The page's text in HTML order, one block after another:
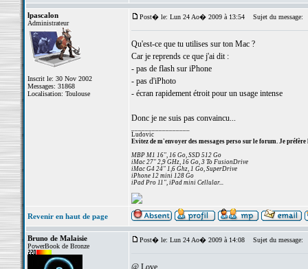
lpascalon
Administrateur
Inscrit le: 30 Nov 2002
Messages: 31868
Localisation: Toulouse
Post� le: Lun 24 Ao� 2009 à 13:54 Sujet du message:
Qu'est-ce que tu utilises sur ton Mac ?
Car je reprends ce que j'ai dit :
- pas de flash sur iPhone
- pas d'iPhoto
- écran rapidement étroit pour un usage intense
Donc je ne suis pas convaincu...
Ludovic
Evitez de m'envoyer des messages perso sur le forum. Je préfère
MBP M1 16", 16 Go, SSD 512 Go
iMac 27" 2,9 GHz, 16 Go, 3 To FusionDrive
iMac G4 24" 1,6 Ghz, 1 Go, SuperDrive
iPhone 12 mini 128 Go
iPad Pro 11", iPad mini Cellular...
Revenir en haut de page
Bruno de Malaisie
PowerBook de Bronze
Post� le: Lun 24 Ao� 2009 à 14:08 Sujet du message:
@ Love